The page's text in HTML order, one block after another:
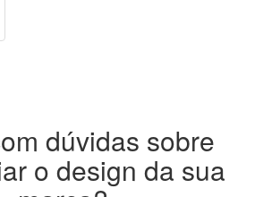
dúvidas sobre
o design da sua